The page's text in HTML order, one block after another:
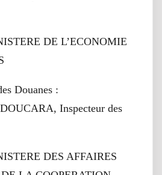
DE L’ECONOMIE
Douanes :
Inspecteur des
DES AFFAIRES